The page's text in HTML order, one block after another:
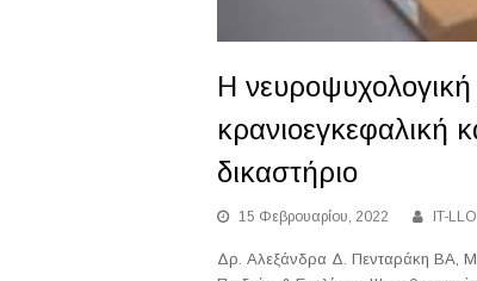
Η νευροψυχολογική
κρανιοεγκεφαλική
δικαστήριο
15 Φεβρουαρίου, 2022 IT-LLO
Δρ. Αλεξάνδρα Δ. Πενταράκη BA,